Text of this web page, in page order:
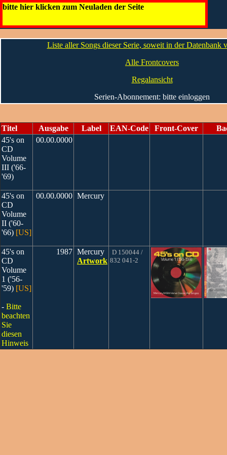
bitte hier klicken zum Neuladen der Seite
45's on CD
Liste aller Songs dieser Serie, soweit in der Datenbank
Alle Frontcovers
Regalansicht
Serien-Abonnement: bitte einloggen
Titel Ausgabe Label EAN-Code Front-Cover
45's on
CD
Volume
III ('66-
'69)
00.00.0000
45's on
CD
Volume
II ('60-
'66) [US]
00.00.0000 Mercury
45's on
CD
Volume
1 ('56-
'59) [US]
- Bitte
beachten
Sie
diesen
Hinweis
1987 Mercury
Artwork
D 150044 /
832 041-2